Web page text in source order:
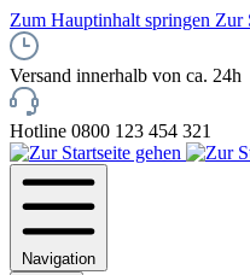
Zum Hauptinhalt springen Zur
Versand innerhalb von ca. 24h
Hotline 0800 123 454 321
Navigation